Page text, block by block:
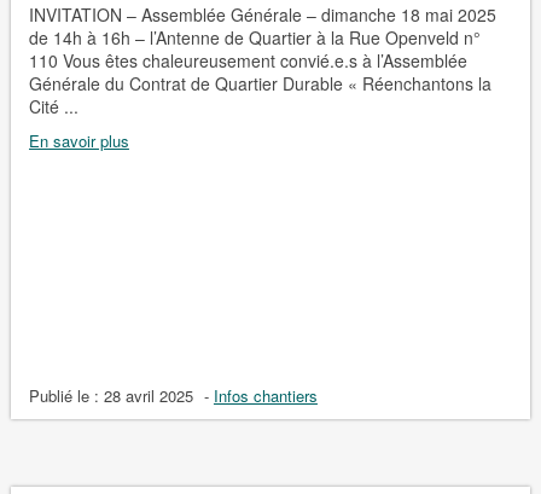
INVITATION – Assemblée Générale – dimanche 18 mai 2025
de 14h à 16h – l’Antenne de Quartier à la Rue Openveld n°
110 Vous êtes chaleureusement convié.e.s à l’Assemblée
Générale du Contrat de Quartier Durable « Réenchantons la
Cité ...
En savoir plus
Publié le : 28 avril 2025 - Infos chantiers